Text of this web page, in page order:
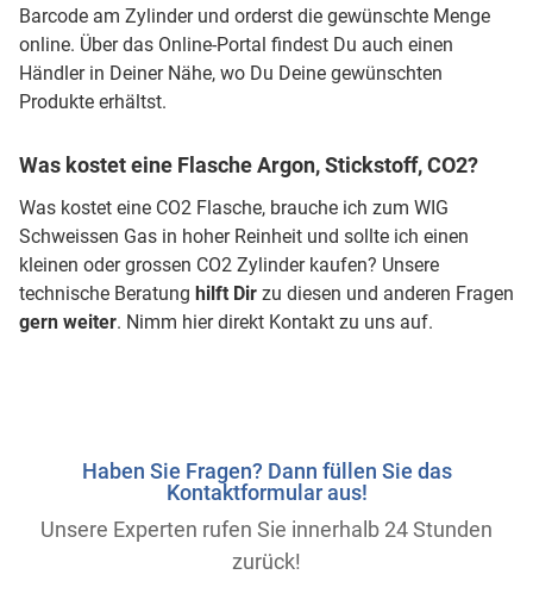
Barcode am Zylinder und orderst die gewünschte Menge
online. Über das Online-Portal findest Du auch einen
Händler in Deiner Nähe, wo Du Deine gewünschten
Produkte erhältst.
Was kostet eine Flasche Argon, Stickstoff, CO2?
Was kostet eine CO2 Flasche, brauche ich zum WIG
Schweissen Gas in hoher Reinheit und sollte ich einen
kleinen oder grossen CO2 Zylinder kaufen? Unsere
technische Beratung hilft Dir zu diesen und anderen Fragen
gern weiter. Nimm hier direkt Kontakt zu uns auf.
Haben Sie Fragen? Dann füllen Sie das
Kontaktformular aus!
Unsere Experten rufen Sie innerhalb 24 Stunden
zurück!